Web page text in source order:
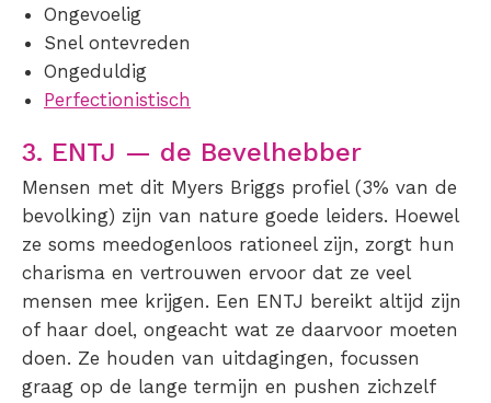
Ongevoelig
Snel ontevreden
Ongeduldig
Perfectionistisch
3. ENTJ — de Bevelhebber
Mensen met dit Myers Briggs profiel (3% van de
bevolking) zijn van nature goede leiders. Hoewel
ze soms meedogenloos rationeel zijn, zorgt hun
charisma en vertrouwen ervoor dat ze veel
mensen mee krijgen. Een ENTJ bereikt altijd zijn
of haar doel, ongeacht wat ze daarvoor moeten
doen. Ze houden van uitdagingen, focussen
graag op de lange termijn en pushen zichzelf